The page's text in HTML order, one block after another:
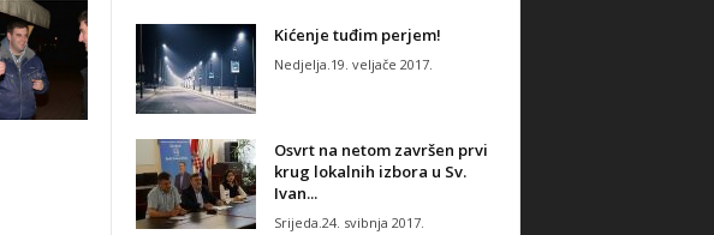
Kićenje tuđim perjem!
Nedjelja.19. veljače 2017.
Osvrt na netom završen prvi
krug lokalnih izbora u Sv.
Ivan...
Srijeda.24. svibnja 2017.